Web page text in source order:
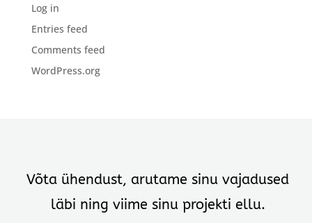
Log in
Entries feed
Comments feed
WordPress.org
Võta ühendust, arutame sinu vajadused
läbi ning viime sinu projekti ellu.